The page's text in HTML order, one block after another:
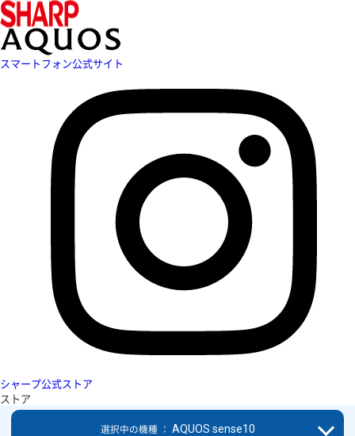
スマートフォン公式サイト
シャープ公式ストア
ストア
選択中の機種 ： AQUOS sense10